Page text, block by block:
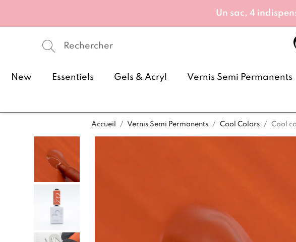
Un sac, 4
New Essentiels Gels & Acryl Vernis Semi Permanents
Accueil Vernis Semi Permanents Cool Colors Cool